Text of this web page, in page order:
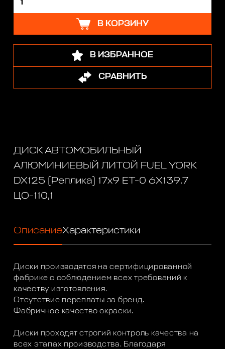
В КОРЗИНУ
В ИЗБРАННОЕ
СРАВНИТЬ
ДИСК АВТОМОБИЛЬНЫЙ
АЛЮМИНИЕВЫЙ ЛИТОЙ FUEL YORK
DX125 (Реплика) 17х9 ET-0 6X139.7
ЦО-110,1
ОписаниеХарактеристики
Диски производятся на сертифицированной
фабрике с соблюдением всех требований к
качеству изготовления.
Отсутствие переплаты за бренд.
Фабричное качество окраски.
Диски проходят строгий контроль качества на
всех этапах производства. Благодаря